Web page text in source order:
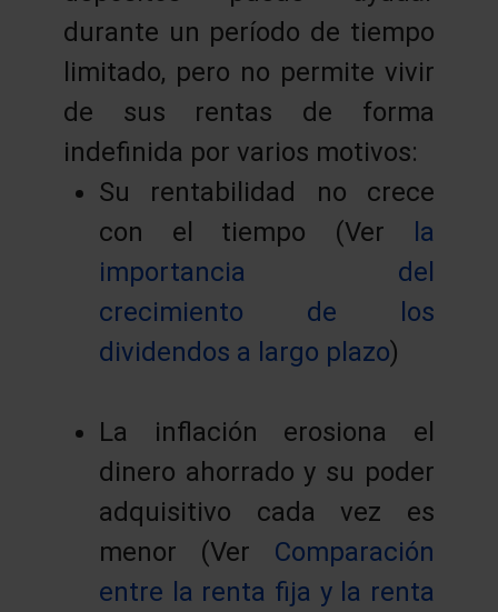
durante un período de tiempo
limitado, pero no permite vivir
de sus rentas de forma
indefinida por varios motivos:
Su rentabilidad no crece
con el tiempo (Ver
la
importancia del
crecimiento de los
dividendos a largo plazo)
La inflación erosiona el
dinero ahorrado y su poder
adquisitivo cada vez es
menor (Ver Comparación
entre la renta fija y la renta